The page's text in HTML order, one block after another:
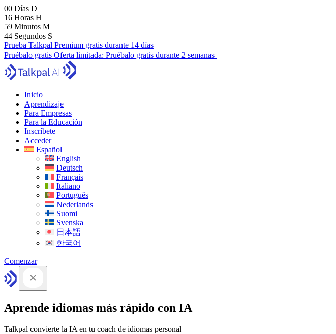
00 Días D
16 Horas H
59 Minutos M
43 Segundos S
Prueba Talkpal Premium gratis durante 14 días
Pruébalo gratis Oferta limitada: Pruébalo gratis durante 2 semanas
Inicio
Aprendizaje
Para Empresas
Para la Educación
Inscríbete
Acceder
Español
English
Deutsch
Français
Italiano
Português
Nederlands
Suomi
Svenska
日本語
한국어
Comenzar
Aprende idiomas más rápido con IA
Talkpal convierte la IA en tu coach de idiomas personal